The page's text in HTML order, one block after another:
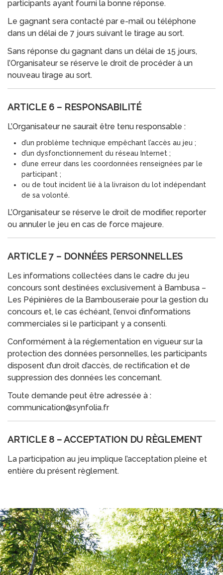
participants ayant fourni la bonne réponse.
Le gagnant sera contacté par e-mail ou téléphone
dans un délai de 7 jours suivant le tirage au sort.
Sans réponse du gagnant dans un délai de 15 jours,
l’Organisateur se réserve le droit de procéder à un
nouveau tirage au sort.
ARTICLE 6 – RESPONSABILITÉ
L’Organisateur ne saurait être tenu responsable :
d’un problème technique empêchant l’accès au jeu ;
d’un dysfonctionnement du réseau Internet ;
d’une erreur dans les coordonnées renseignées par le
participant ;
ou de tout incident lié à la livraison du lot indépendant
de sa volonté.
L’Organisateur se réserve le droit de modifier, reporter
ou annuler le jeu en cas de force majeure.
ARTICLE 7 – DONNÉES PERSONNELLES
Les informations collectées dans le cadre du jeu
concours sont destinées exclusivement à Bambusa –
Les Pépinières de la Bambouseraie pour la gestion du
concours et, le cas échéant, l’envoi d’informations
commerciales si le participant y a consenti.
Conformément à la réglementation en vigueur sur la
protection des données personnelles, les participants
disposent d’un droit d’accès, de rectification et de
suppression des données les concernant.
Toute demande peut être adressée à :
communication@synfolia.fr
ARTICLE 8 – ACCEPTATION DU RÈGLEMENT
La participation au jeu implique l’acceptation pleine et
entière du présent règlement.